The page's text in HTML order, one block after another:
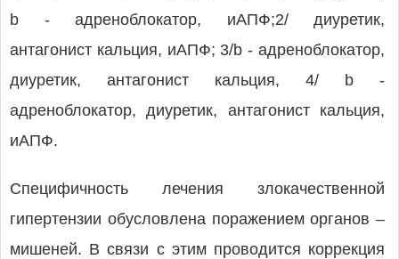
b - адреноблокатор, иАПФ;2/ диуретик,
антагонист кальция, иАПФ; 3/b - адреноблокатор,
диуретик, антагонист кальция, 4/ b -
адреноблокатор, диуретик, антагонист кальция,
иАПФ.
Специфичность лечения злокачественной
гипертензии обусловлена поражением органов –
мишеней. В связи с этим проводится коррекция